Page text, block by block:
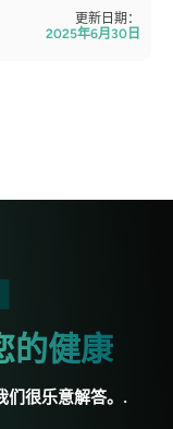
更新日期：
2025年6月30日
的健康
们很乐意解答。.